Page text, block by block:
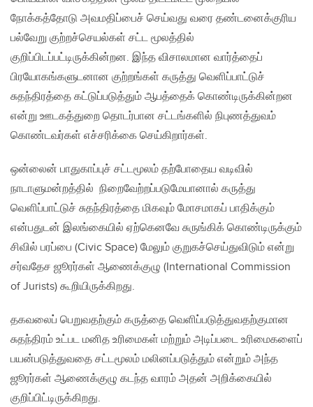
நோக்கத்தோடு அவமதிப்பைச் செய்வது வரை தண்டனைக்குரிய
பல்வேறு குற்றச்செயல்கள் சட்ட மூலத்தில்
குறிப்பிடப்பட்டிருக்கின்றன. இந்த விசாலமான வார்த்தைப்
பிரயோகங்களுடனான குற்றங்கள் கருத்து வெளிப்பாட்டுச்
சுதந்திரத்தை கட்டுப்படுத்தும் ஆபத்தைக் கொண்டிருக்கின்றன
என்று ஊடகத்துறை தொடர்பான சட்டங்களில் நிபுணத்துவம்
கொண்டவர்கள் எச்சரிக்கை செய்கிறார்கள்.
ஒன்லைன் பாதுகாப்புச் சட்டமூலம் தற்போதைய வடிவில்
நாடாளுமன்றத்தில் நிறைவேற்றப்படுமேயானால் கருத்து
வெளிப்பாட்டுச் சுதந்திரத்தை மிகவும் மோசமாகப் பாதிக்கும்
என்பதுடன் இலங்கையில் ஏற்கெனவே சுருங்கிக் கொண்டிருக்கும்
சிவில் பரப்பை (Civic Space) மேலும் குறுகச்செய்துவிடும் என்று
சர்வதேச ஜூரர்கள் ஆணைக்குழு (International Commission
of Jurists) கூறியிருக்கிறது.
தகவலைப் பெறுவதற்கும் கருத்தை வெளிப்படுத்துவதற்குமான
சுதந்திரம் உட்பட மனித உரிமைகள் மற்றும் அடிப்படை உரிமைகளைப்
பயன்படுத்துவதை சட்டமூலம் மலினப்படுத்தும் என்றும் அந்த
ஜூரர்கள் ஆணைக்குழு கடந்த வாரம் அதன் அறிக்கையில்
குறிப்பிட்டிருக்கிறது.